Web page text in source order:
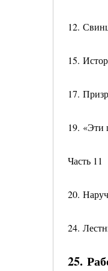
12.
15.
17.
19. «Эти
Часть 11
20.
24.
25.